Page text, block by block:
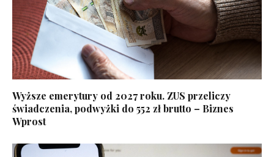
Wyższe emerytury od 2027 roku. ZUS przeliczy
świadczenia, podwyżki do 552 zł brutto – Biznes
Wprost